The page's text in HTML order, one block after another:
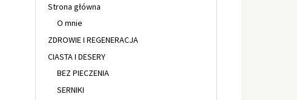
Strona główna
O mnie
ZDROWIE I REGENERACJA
CIASTA I DESERY
BEZ PIECZENIA
SERNIKI